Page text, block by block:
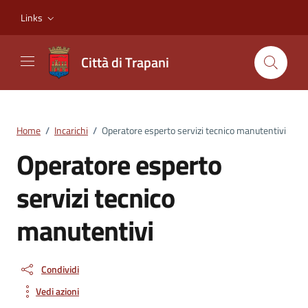
Links
Città di Trapani
Home / Incarichi / Operatore esperto servizi tecnico manutentivi
Operatore esperto
servizi tecnico
manutentivi
Condividi
Vedi azioni